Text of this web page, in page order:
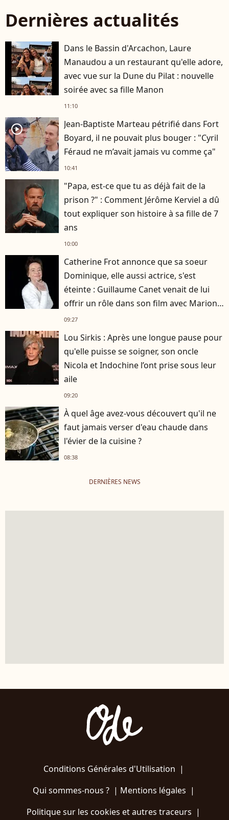
Dernières actualités
Dans le Bassin d'Arcachon, Laure
Manaudou a un restaurant qu'elle adore,
avec vue sur la Dune du Pilat : nouvelle
soirée avec sa fille Manon
11:10
player2
Jean-Baptiste Marteau pétrifié dans Fort
Boyard, il ne pouvait plus bouger : "Cyril
Féraud ne m’avait jamais vu comme ça"
10:41
"Papa, est-ce que tu as déjà fait de la
prison ?" : Comment Jérôme Kerviel a dû
tout expliquer son histoire à sa fille de 7
ans
10:00
Catherine Frot annonce que sa soeur
Dominique, elle aussi actrice, s'est
éteinte : Guillaume Canet venait de lui
offrir un rôle dans son film avec Marion
Cotillard
09:27
Lou Sirkis : Après une longue pause pour
qu'elle puisse se soigner, son oncle
Nicola et Indochine l’ont prise sous leur
aile
09:20
À quel âge avez-vous découvert qu'il ne
faut jamais verser d'eau chaude dans
l'évier de la cuisine ?
08:38
DERNIÈRES NEWS
Conditions Générales d'Utilisation |
Qui sommes-nous ?| Mentions légales |
Politique sur les cookies et autres traceurs |